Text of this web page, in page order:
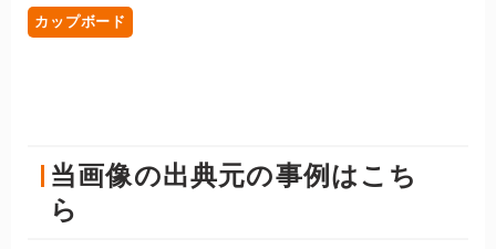
カップボード
当画像の出典元の事例はこち
ら